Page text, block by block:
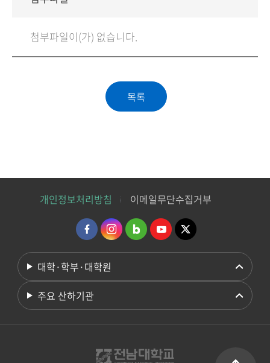
첨부파일이(가) 없습니다.
개인정보처리방침 이메일무단수집거부
대학·학부·대학원
주요 산하기관